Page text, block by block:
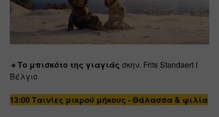
🔸Το μπισκότο της γιαγιάς σκην. Frits Standaert Ι
Βέλγιο
13:00 Ταινίες μικρού μήκους - Θάλασσα & φιλία